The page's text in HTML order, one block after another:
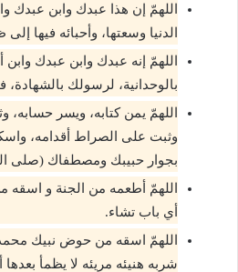
اللهمّ إن هذا عبدك وابن عبدك
الدنيا وسعتها، وأحبائه فيها
اللهمّ إنه عبدك وابن عبدك
بالوحدانية، لرسولك بالشهادة،
اللهمّ يمن كتابه، ويسر حسابه،
وثبت على الصراط أقدامه،
بجوار حبيبك ومصطفاك (صلى
اللهمّ أطعمه من الجنة و اسقه
أي باب تشاء.
اللهمّ اسقه من حوض نبيك
شربه هنيئه مريئه لا يظمأ بعدها